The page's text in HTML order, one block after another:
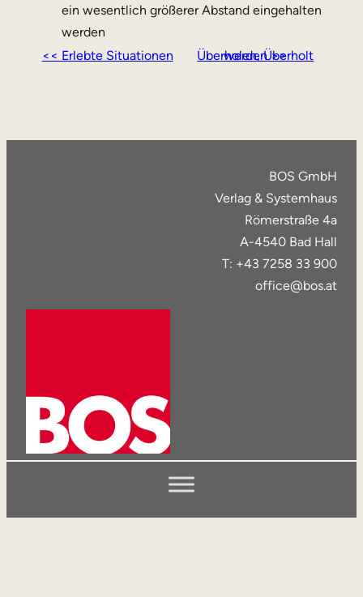
ein wesentlich größerer Abstand eingehalten
werden
<< Erlebte Situationen
Überholen, Überholt werden >>
BOS GmbH
Verlag & Systemhaus
Römerstraße 4a
A-4540 Bad Hall
T: +43 7258 33 900
office@bos.at